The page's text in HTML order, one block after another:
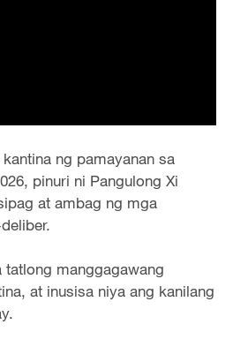
ng pamayanan sa
, pinuri ni Pangulong Xi
at ambag ng mga
tatlong manggagawang
, at inusisa niya ang kanilang